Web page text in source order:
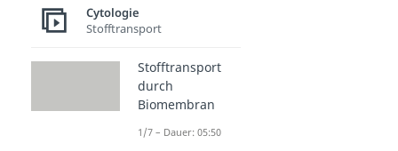
Cytologie
Stofftransport
Stofftransport
durch
Biomembran
1/7 – Dauer: 05:50